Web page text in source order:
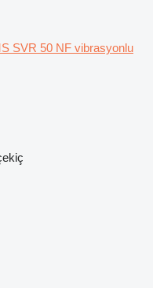
SVR 50 NF vibrasyonlu